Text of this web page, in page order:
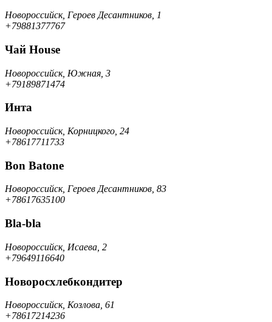
Новороссийск, Героев Десантников, 1
+79881377767
Чай House
Новороссийск, Южная, 3
+79189871474
Инта
Новороссийск, Корницкого, 24
+78617711733
Bon Batone
Новороссийск, Героев Десантников, 83
+78617635100
Bla-bla
Новороссийск, Исаева, 2
+79649116640
Новоросхлебкондитер
Новороссийск, Козлова, 61
+78617214236